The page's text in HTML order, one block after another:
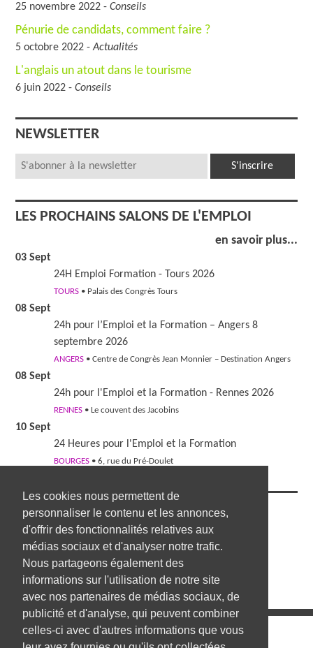
Les cookies nous permettent de
personnaliser le contenu et les annonces,
d'offrir des fonctionnalités relatives aux
médias sociaux et d'analyser notre trafic.
Nous partageons également des
informations sur l'utilisation de notre site
avec nos partenaires de médias sociaux, de
publicité et d'analyse, qui peuvent combiner
celles-ci avec d'autres informations que vous
25 novembre 2022 -Conseils
Pénurie de candidats, comment faire ?
5 octobre 2022 -Actualités
L'anglais un atout dans le tourisme
6 juin 2022 -Conseils
NEWSLETTER
LES PROCHAINS SALONS DE L'EMPLOI
en savoir plus...
03 Sept
24H Emploi Formation - Tours 2026
TOURS • Palais des Congrès Tours
08 Sept
24h pour l’Emploi et la Formation – Angers 8
septembre 2026
ANGERS • Centre de Congrès Jean Monnier – Destination Angers
08 Sept
24h pour l'Emploi et la Formation - Rennes 2026
RENNES • Le couvent des Jacobins
10 Sept
24 Heures pour l'Emploi et la Formation
BOURGES • 6, rue du Pré-Doulet
NOUS SUIVRE
Les annonces d'emploi